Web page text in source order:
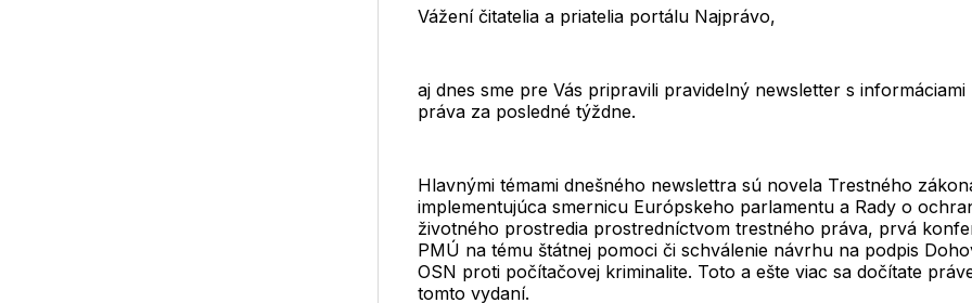
Vážení čitatelia a priatelia portálu Najprávo,
aj dnes sme pre Vás pripravili pravidelný newsletter s informáciami
práva za posledné týždne.
Hlavnými témami dnešného newslettra sú novela Trestného
implementujúca smernicu Európskeho parlamentu a Rady o
životného prostredia prostredníctvom trestného práva, prvá
PMÚ na tému štátnej pomoci či schválenie návrhu na podpis
OSN proti počítačovej kriminalite. Toto a ešte viac sa dočítate
tomto vydaní.